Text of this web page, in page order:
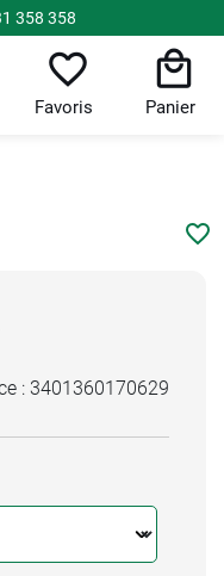
358 358
Favoris Panier
: 3401360170629